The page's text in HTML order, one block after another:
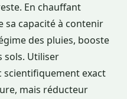
En chauffant
sa capacité à contenir
des pluies, booste
sols. Utiliser
scientifiquement exact
mais réducteur